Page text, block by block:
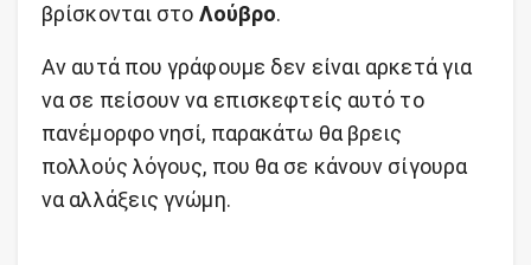
βρίσκονται στο Λούβρο.
Αν αυτά που γράφουμε δεν είναι αρκετά για
να σε πείσουν να επισκεφτείς αυτό το
πανέμορφο νησί, παρακάτω θα βρεις
πολλούς λόγους, που θα σε κάνουν σίγουρα
να αλλάξεις γνώμη.